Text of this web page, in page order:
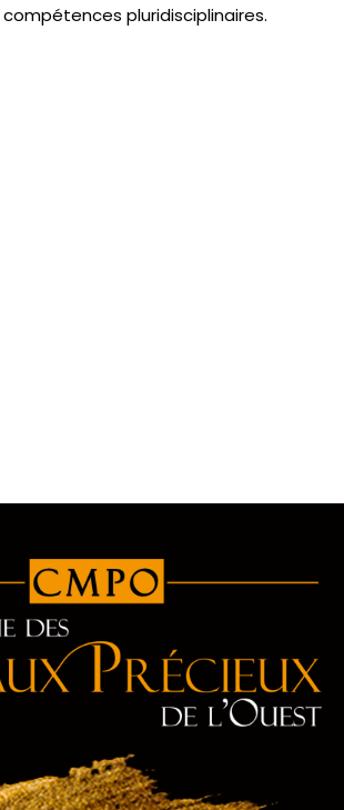
pluridisciplinaires.